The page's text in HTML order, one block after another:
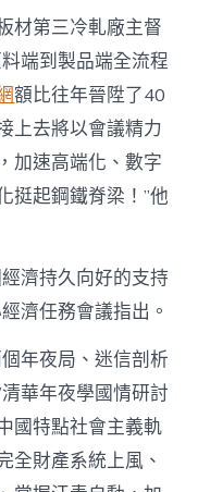
聚
力
奮
進
新
征
程〉
中
第三冷軋廠主督
端到製品端全流程
額比往年晉陞了40
上去將以會議精力
加速高端化、數字
挺起鋼鐵脊梁！”他
濟持久向好的支持
濟任務會議指出。
年夜局、迷信剖析
華年夜學國情研討
國特點社會主義軌
全財產系統上風、